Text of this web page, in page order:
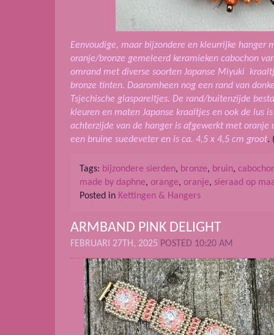
Eenvoudige, maar bijzondere en kleurrijke hanger
oranje/bronze gemeleerd keramieken cabochon
omrand met diverse soorten Japanse Miyuki
bronze tinten. Daaromheen nog een rand van
Tsjechische glaspareltjes. De rand/buitenzijde
kleuren en maten Japanse kraaltjes en ook de lus
achterzijde van de hanger is afgewerkt met oranje
een bruine suedeveter en is ca. 4,5 x 4,5 cm groot.
Tags: bijzondere sierden, bronze, bruin,
made by daphne, orange, oranje, sieraad op
Posted in Kettingen & Hangers
ARMBAND PINK DELIGHT
FEBRUARI 27TH, 2025 POSTED 10:20 AM